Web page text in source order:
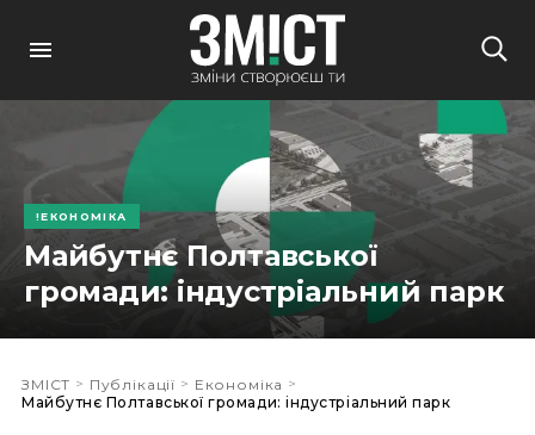
ЕКОНОМІКА
Майбутнє Полтавської
громади: індустріальний парк
ЗМІСТ > Публікації > Економіка >
Майбутнє Полтавської громади: індустріальний парк